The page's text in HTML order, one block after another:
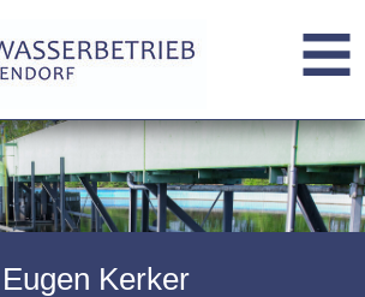
Eugen Kerker